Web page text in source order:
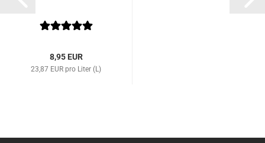
8,95 EUR
23,87 EUR pro Liter (L)